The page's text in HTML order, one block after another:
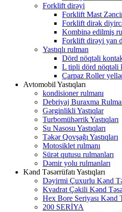
Forklift dirəyi
Forklift Mast Zəncir
Forklift dirək
Kombinə edilmiş
Forklift dirəyi yan
Yastıqlı rulman
Dörd nöqtəli
L tipli dörd nöqtəli
Çarpaz Roller
Avtomobil Yastıqları
kondisioner rulmanı
Debriyaj Buraxma
Gərginlikli Yastıqlar
Turbomühərrik Yastıqları
Su Nasosu Yastıqları
Təkər Qovşağı Yastıqları
Motosiklet rulmanı
Sürət qutusu rulmanları
Dəmir yolu rulmanları
Kənd Təsərrüfatı Yastıqları
Dəyirmi Çuxurlu Kənd
Kvadrat Çəkili Kənd
Hex Bore Seriyası Kənd
200 SERİYA